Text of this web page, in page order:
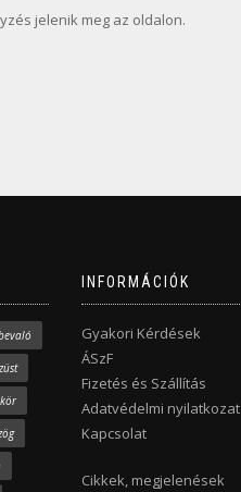
jelenik meg az oldalon.
INFORMÁCIÓK
Gyakori Kérdések
ÁSzF
Fizetés és Szállítás
Adatvédelmi nyilatkozat
Kapcsolat
Cikkek, megjelenések